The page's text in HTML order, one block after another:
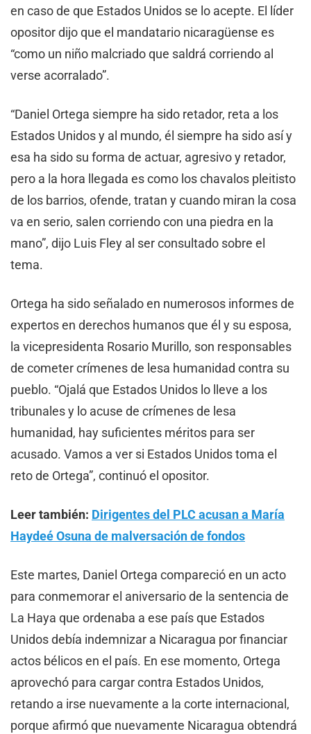
en caso de que Estados Unidos se lo acepte. El líder
opositor dijo que el mandatario nicaragüense es
“como un niño malcriado que saldrá corriendo al
verse acorralado”.
“Daniel Ortega siempre ha sido retador, reta a los
Estados Unidos y al mundo, él siempre ha sido así y
esa ha sido su forma de actuar, agresivo y retador,
pero a la hora llegada es como los chavalos pleitisto
de los barrios, ofende, tratan y cuando miran la cosa
va en serio, salen corriendo con una piedra en la
mano”, dijo Luis Fley al ser consultado sobre el
tema.
Ortega ha sido señalado en numerosos informes de
expertos en derechos humanos que él y su esposa,
la vicepresidenta Rosario Murillo, son responsables
de cometer crímenes de lesa humanidad contra su
pueblo. “Ojalá que Estados Unidos lo lleve a los
tribunales y lo acuse de crímenes de lesa
humanidad, hay suficientes méritos para ser
acusado. Vamos a ver si Estados Unidos toma el
reto de Ortega”, continuó el opositor.
Leer también: Dirigentes del PLC acusan a María
Haydeé Osuna de malversación de fondos
Este martes, Daniel Ortega compareció en un acto
para conmemorar el aniversario de la sentencia de
La Haya que ordenaba a ese país que Estados
Unidos debía indemnizar a Nicaragua por financiar
actos bélicos en el país. En ese momento, Ortega
aprovechó para cargar contra Estados Unidos,
retando a irse nuevamente a la corte internacional,
porque afirmó que nuevamente Nicaragua obtendrá